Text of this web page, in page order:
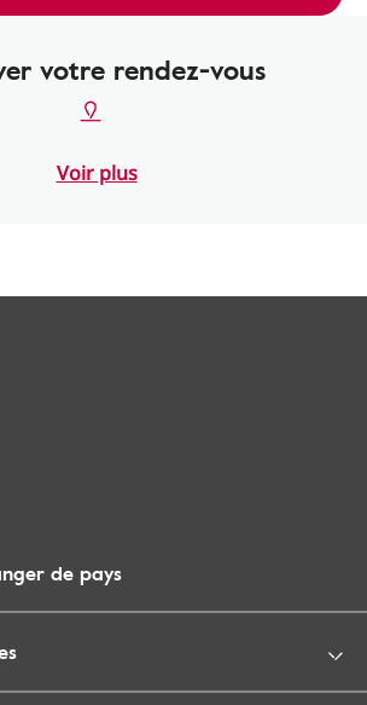
votre rendez-vous
Voir plus
de pays